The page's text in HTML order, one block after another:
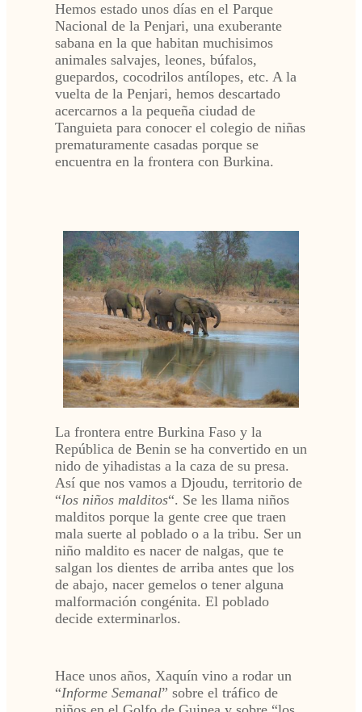
Hemos estado unos días en el Parque
Nacional de la Penjari, una exuberante
sabana en la que habitan muchisimos
animales salvajes, leones, búfalos,
guepardos, cocodrilos antílopes, etc. A la
vuelta de la Penjari, hemos descartado
acercarnos a la pequeña ciudad de
Tanguieta para conocer el colegio de niñas
prematuramente casadas porque se
encuentra en la frontera con Burkina.
La frontera entre Burkina Faso y la
República de Benin se ha convertido en un
nido de yihadistas a la caza de su presa.
Así que nos vamos a Djoudu, territorio de
“los niños malditos“. Se les llama niños
malditos porque la gente cree que traen
mala suerte al poblado o a la tribu. Ser un
niño maldito es nacer de nalgas, que te
salgan los dientes de arriba antes que los
de abajo, nacer gemelos o tener alguna
malformación congénita. El poblado
decide exterminarlos.
Hace unos años, Xaquín vino a rodar un
“Informe Semanal” sobre el tráfico de